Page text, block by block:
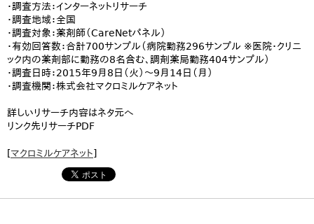
・調査方法：インターネットリサーチ
・調査地域：全国
・調査対象：薬剤師（CareNetパネル）
・有効回答数：合計700サンプル（病院勤務296サンプル ※医院・クリニ
ック内の薬剤部に勤務の8名含む、調剤薬局勤務404サンプル）
・調査日時：2015年9月8日（火）～9月14日（月）
・調査機関：株式会社マクロミルケアネット
詳しいリサーチ内容はネタ元へ
リンク先リサーチPDF
[マクロミルケアネット]